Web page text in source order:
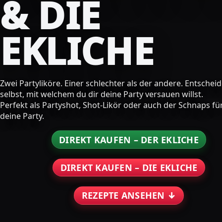
& DIE
EKLICHE
Zwei Partyliköre. Einer schlechter als der andere.
selbst, mit welchem du dir deine Party versauen willst.
Perfekt als Partyshot, Shot-Likör oder auch der Schnaps
deine Party.
DIREKT KAUFEN – DER EKLICHE
DIREKT KAUFEN – DIE EKLICHE
REZEPTE ANSEHEN ↓